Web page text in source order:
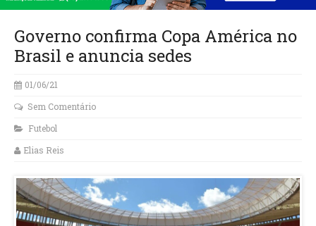
Governo confirma Copa América no
Brasil e anuncia sedes
01/06/21
Sem Comentário
Futebol
Elias Reis